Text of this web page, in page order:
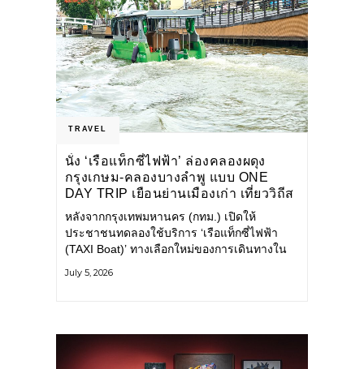
TRAVEL
นั่ง ‘เรือแท็กซี่ไฟฟ้า’ ล่องคลองผดุง
กรุงเกษม-คลองบางลำพู แบบ ONE
DAY TRIP เยือนย่านเมืองเก่า เที่ยววิถีส
โลว์ไลฟ์แบบรักษ์โลก
หลังจากกรุงเทพมหานคร (กทม.) เปิดให้
ประชาชนทดลองใช้บริการ ‘เรือแท็กซี่ไฟฟ้า
(TAXI Boat)’ ทางเลือกใหม่ของการเดินทางใน
แวดล้อม ผ่านแอปพลิเคชัน MuvMi (มูฟมี)
July 5, 2026